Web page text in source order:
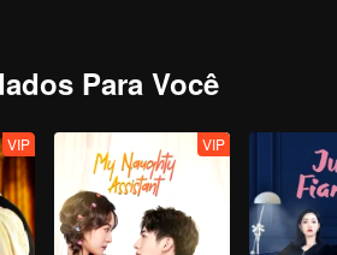
Para Você
VIP VIP